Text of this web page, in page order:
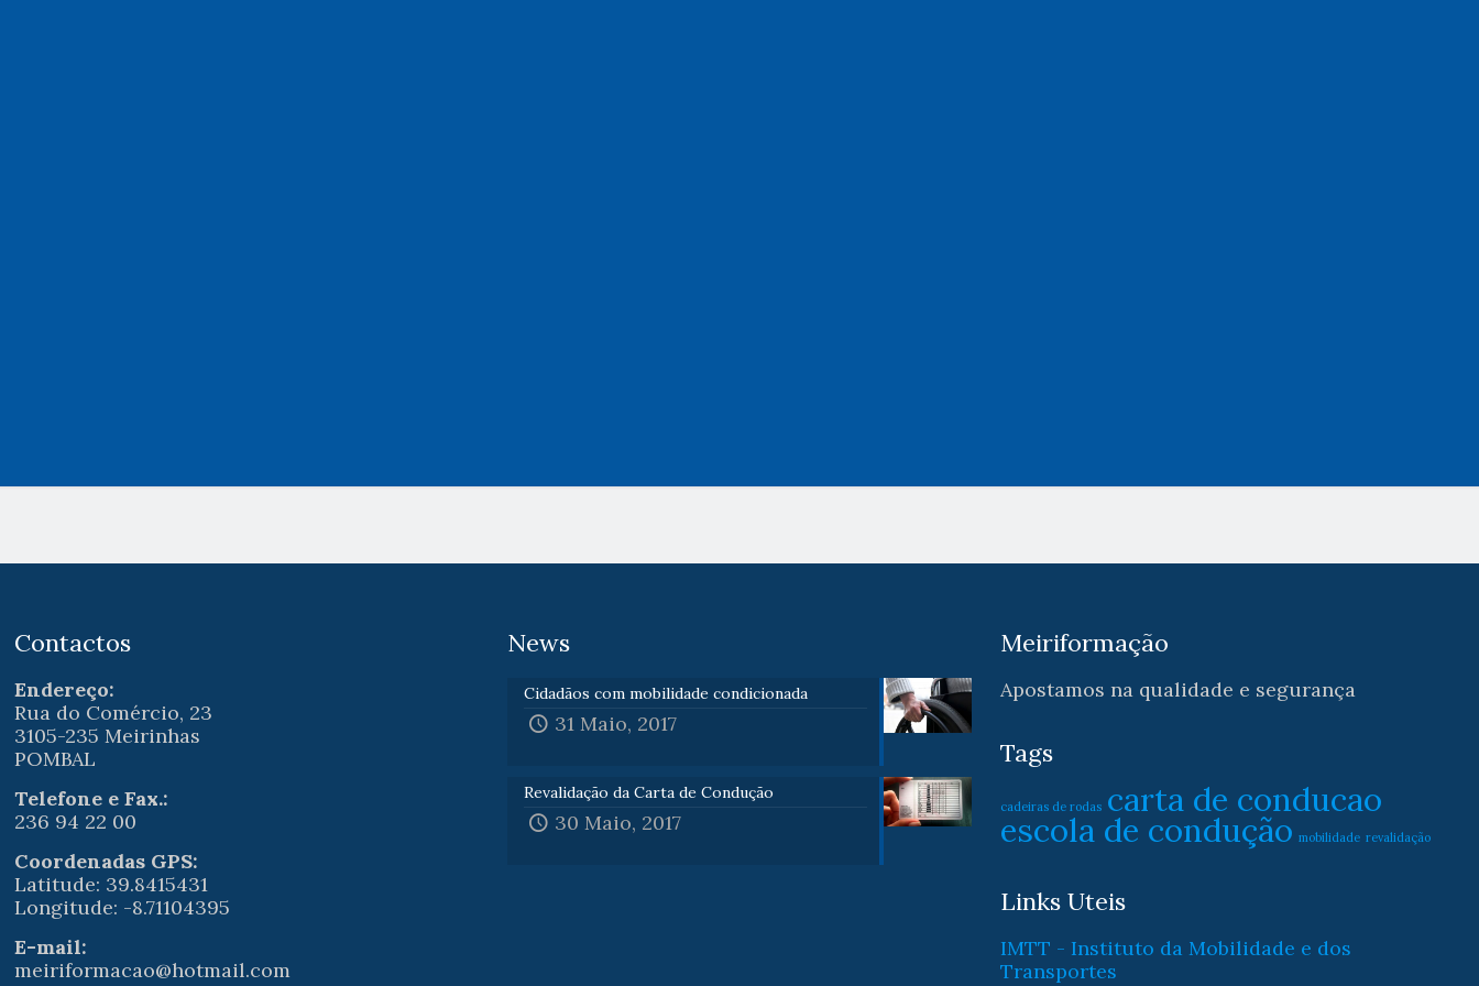
Contactos
Endereço:
Rua do Comércio, 23
3105-235 Meirinhas
POMBAL
Telefone e Fax.:
236 94 22 00
Coordenadas GPS:
Latitude: 39.8415431
Longitude: -8.71104395
E-mail:
meiriformacao@hotmail.com
News
Cidadãos com mobilidade condicionada
31 Maio, 2017
Revalidação da Carta de Condução
30 Maio, 2017
Meiriformação
Apostamos na qualidade e segurança
Tags
cadeiras de rodas carta de conducao
escola de condução mobilidade revalidação
Links Uteis
IMTT - Instituto da Mobilidade e dos
Transportes